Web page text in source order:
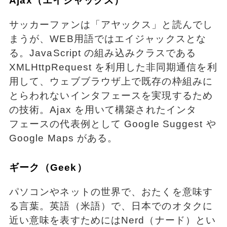
サッカーファンは「アヤックス」と読んでし
まうが、WEB用語ではエイジャックスとな
る。JavaScript の組み込みクラスである
XMLHttpRequest を利用した非同期通信を利
用して、ウェブブラウザ上で既存の枠組みに
とらわれないインタフェースを実現するため
の技術。Ajax を用いて構築されたインタ
フェースの代表例として Google Suggest や
Google Maps がある。
ギーク（Geek）
パソコンやネットの世界で、おたくを意味す
る言葉。英語（米語）で、日本でのオタクに
近い意味を表すためにはNerd（ナード）とい